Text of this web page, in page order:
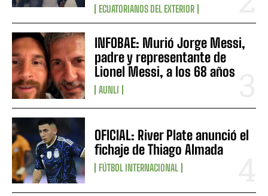
ECUATORIANOS DEL EXTERIOR
INFOBAE: Murió Jorge Messi,
padre y representante de
Lionel Messi, a los 68 años
AUNLI
OFICIAL: River Plate anunció el
fichaje de Thiago Almada
FÚTBOL INTERNACIONAL